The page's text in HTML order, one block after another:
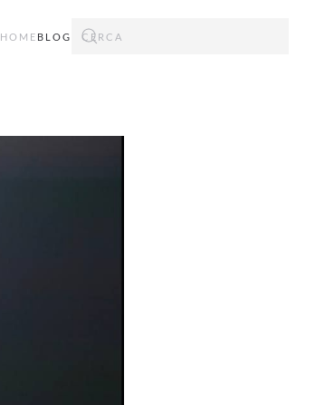
HOME BLOG